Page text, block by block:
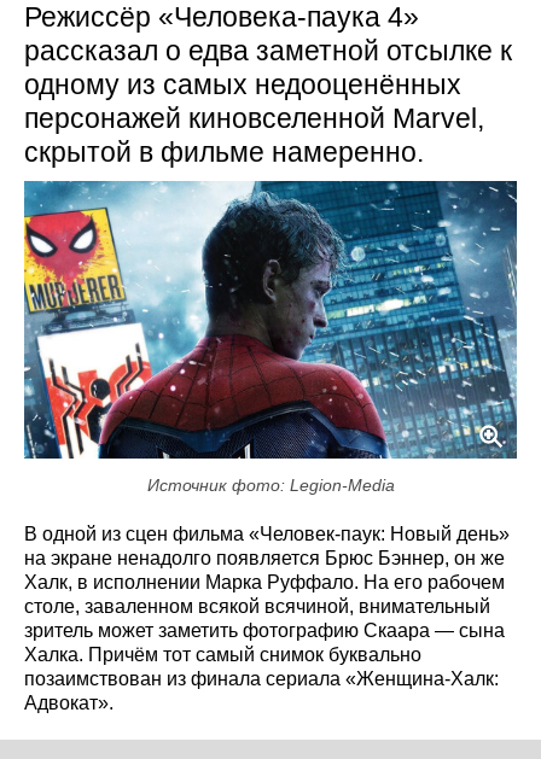
Режиссёр «Человека-паука 4»
рассказал о едва заметной отсылке к
одному из самых недооценённых
персонажей киновселенной Marvel,
скрытой в фильме намеренно.
Источник фото: Legion-Media
В одной из сцен фильма «Человек-паук: Новый день»
на экране ненадолго появляется Брюс Бэннер, он же
Халк, в исполнении Марка Руффало. На его рабочем
столе, заваленном всякой всячиной, внимательный
зритель может заметить фотографию Скаара — сына
Халка. Причём тот самый снимок буквально
позаимствован из финала сериала «Женщина-Халк:
Адвокат».